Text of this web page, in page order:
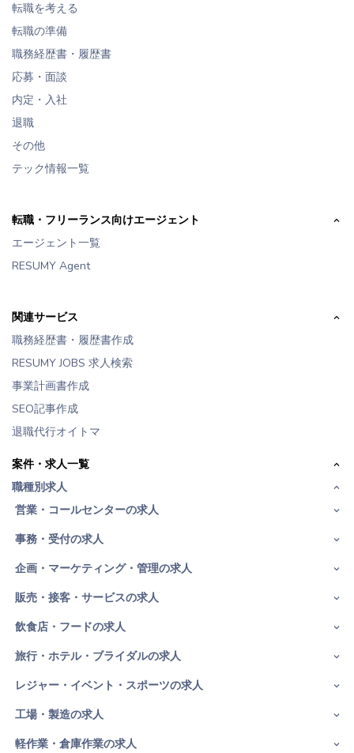
転職を考える
転職の準備
職務経歴書・履歴書
応募・面談
内定・入社
退職
その他
テック情報一覧
転職・フリーランス向けエージェント
エージェント一覧
RESUMY Agent
関連サービス
職務経歴書・履歴書作成
RESUMY JOBS 求人検索
事業計画書作成
SEO記事作成
退職代行オイトマ
案件・求人一覧
職種別求人
営業・コールセンターの求人
事務・受付の求人
企画・マーケティング・管理の求人
販売・接客・サービスの求人
飲食店・フードの求人
旅行・ホテル・ブライダルの求人
レジャー・イベント・スポーツの求人
工場・製造の求人
軽作業・倉庫作業の求人